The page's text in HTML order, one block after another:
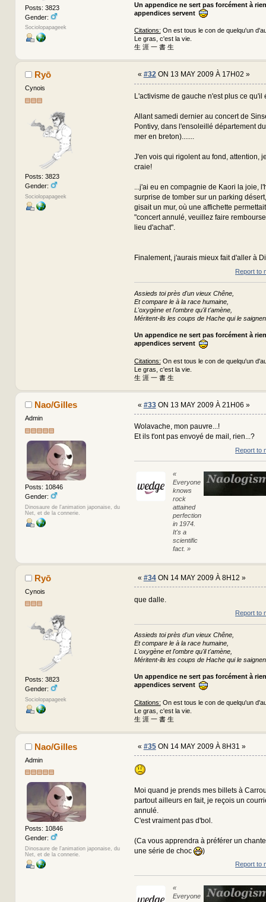
Posts: 3823
Gender:
Sociolopapageek
Un appendice ne sert pas forcément à
appendices servent
Citations: On est tous le con de quelqu'un
Le gras, c'est la vie.
生 涯 一 書 生
Ryō
Cynois
Posts: 3823
Gender:
Sociolopapageek
« #32ON 13 MAY 2009 À 17H02 »
L'activisme de gauche n'est plus ce qu'il
Allant samedi dernier au concert de
Pontivy, dans l'ensoleillé département
mer en breton).......
J'en vois qui rigolent au fond, attention,
craie!
...j'ai eu en compagnie de Kaori la joie,
surprise de tomber sur un parking
gisait un mur, où une affichette
"concert annulé, veuillez faire
lieu d'achat".
Finalement, j'aurais mieux fait d'aller à
Report to
Assieds toi près d'un vieux Chêne,
Et compare le à la race humaine,
L'oxygène et l'ombre qu'il t'amène,
Méritent-ils les coups de Hache qui le
Un appendice ne sert pas forcément à
appendices servent
Citations: On est tous le con de quelqu'un
Le gras, c'est la vie.
生 涯 一 書 生
Nao/Gilles
Admin
Posts: 10846
Gender:
Dinosaure de l'animation japonaise, du
Net, et de la connerie.
« #33ON 13 MAY 2009 À 21H06 »
Wolavache, mon pauvre...!
Et ils t'ont pas envoyé de mail, rien...?
Report to
«
Everyone
knows
rock
attained
perfection
in 1974.
It's a
scientific
fact. »
Ryō
Cynois
Posts: 3823
Gender:
Sociolopapageek
« #34ON 14 MAY 2009 À 8H12 »
que dalle.
Report to
Assieds toi près d'un vieux Chêne,
Et compare le à la race humaine,
L'oxygène et l'ombre qu'il t'amène,
Méritent-ils les coups de Hache qui le
Un appendice ne sert pas forcément à
appendices servent
Citations: On est tous le con de quelqu'un
Le gras, c'est la vie.
生 涯 一 書 生
Nao/Gilles
Admin
Posts: 10846
Gender:
Dinosaure de l'animation japonaise, du
Net, et de la connerie.
« #35ON 14 MAY 2009 À 8H31 »
Moi quand je prends mes billets à
partout ailleurs en fait, je reçois un
annulé.
C'est vraiment pas d'bol.
(Ca vous apprendra à préférer un
une série de choc
)
Report to
«
Everyone